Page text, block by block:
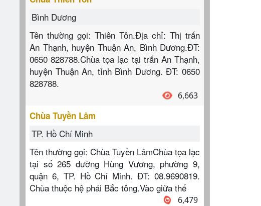
Bình Dương
Tên thường gọi: Thiên Tôn.Địa chỉ: Thị trấn
An Thạnh, huyện Thuận An, Bình Dương.ĐT:
0650 828788.Chùa tọa lạc tại trấn An Thạnh,
huyện Thuận An, tỉnh Bình Dương. ĐT: 0650
828788.
6,663
Chùa Tuyền Lâm
TP. Hồ Chí Minh
Tên thường gọi: Chùa Tuyền LâmChùa tọa lạc
tại số 265 đường Hùng Vương, phường 9,
quận 6, TP. Hồ Chí Minh. ĐT: 08.9690819.
Chùa thuộc hệ phái Bắc tông.Vào giữa thế
6,479